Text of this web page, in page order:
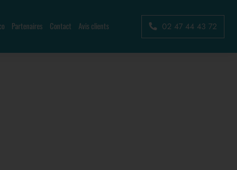
02 47 44 43 72
Partenaires Contact Avis clients